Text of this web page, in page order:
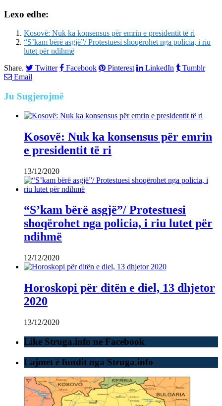
Lexo edhe:
Kosovë: Nuk ka konsensus për emrin e presidentit të ri
“S’kam bërë asgjë”/ Protestuesi shoqërohet nga policia, i riu
lutet për ndihmë
Share.
Twitter Facebook Pinterest LinkedIn
Tumblr
Email
Ju Sugjerojmë
Kosovë: Nuk ka konsensus për emrin
e presidentit të ri
13/12/2020
“S’kam bërë asgjë”/ Protestuesi
shoqërohet nga policia, i riu lutet për
ndihmë
12/12/2020
Horoskopi për ditën e diel, 13 dhjetor
2020
13/12/2020
Like Struga.info ne Facebook
Lajmet e fundit nga Struga.info